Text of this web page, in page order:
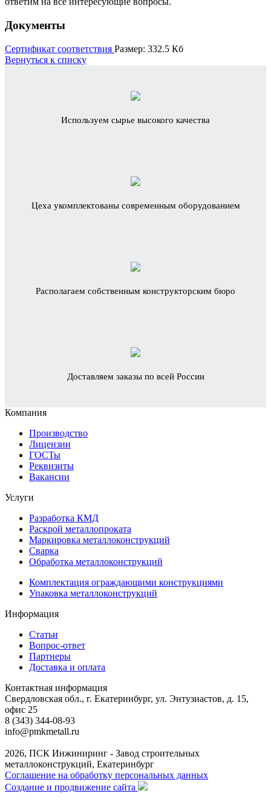
Документы
Сертификат соответствия Размер: 332.5 Кб
Вернуться к списку
Используем сырье высокого качества
Цеха укомплектованы современным оборудованием
Располагаем собственным конструкторским бюро
Доставляем заказы по всей России
Компания
Производство
Лицензии
ГОСТы
Реквизиты
Вакансии
Услуги
Разработка КМД
Раскрой металлопроката
Маркировка металлоконструкций
Сварка
Обработка металлоконструкций
Комплектация ограждающими конструкциями
Упаковка металлоконструкций
Информация
Статьи
Вопрос-ответ
Партнеры
Доставка и оплата
Контактная информация
Свердловская обл., г. Екатеринбург, ул. Энтузиастов, д. 15,
офис 25
8 (343) 344-08-93
info@pmkmetall.ru
2026, ПСК Инжиниринг - Завод строительных
металлоконструкций, Екатеринбург
Соглашение на обработку персональных данных
Создание и продвижение сайта